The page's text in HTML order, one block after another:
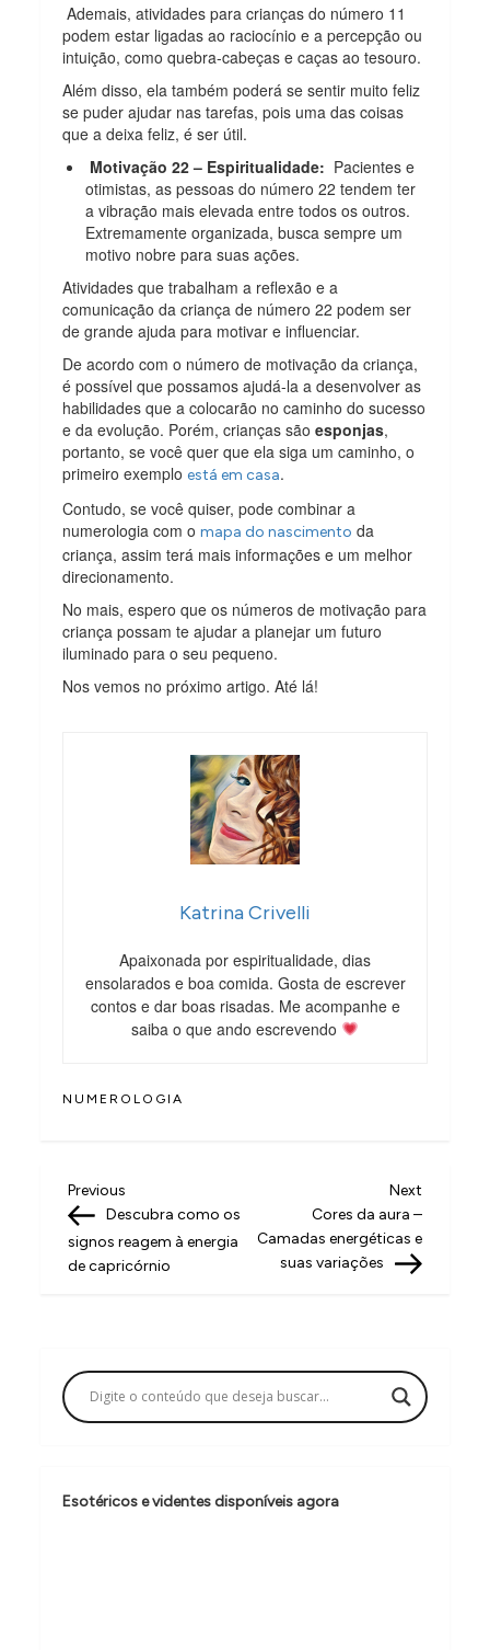
Ademais, atividades para crianças do número 11
podem estar ligadas ao raciocínio e a percepção ou
intuição, como quebra-cabeças e caças ao tesouro.
Além disso, ela também poderá se sentir muito feliz
se puder ajudar nas tarefas, pois uma das coisas
que a deixa feliz, é ser útil.
Motivação 22 – Espiritualidade: Pacientes e
otimistas, as pessoas do número 22 tendem ter
a vibração mais elevada entre todos os outros.
Extremamente organizada, busca sempre um
motivo nobre para suas ações.
Atividades que trabalham a reflexão e a
comunicação da criança de número 22 podem ser
de grande ajuda para motivar e influenciar.
De acordo com o número de motivação da criança,
é possível que possamos ajudá-la a desenvolver as
habilidades que a colocarão no caminho do sucesso
e da evolução. Porém, crianças sãoesponjas,
portanto, se você quer que ela siga um caminho, o
primeiro exemploestá em casa.
Contudo, se você quiser, pode combinar a
numerologia com omapa do nascimento da
criança, assim terá mais informações e um melhor
direcionamento.
No mais, espero que os números de motivação para
criança possam te ajudar a planejar um futuro
iluminado para o seu pequeno.
Nos vemos no próximo artigo. Até lá!
Katrina Crivelli
Apaixonada por espiritualidade, dias
ensolarados e boa comida. Gosta de escrever
contos e dar boas risadas. Me acompanhe e
saiba o que ando escrevendo
NUMEROLOGIA
N
a
v
a
ç
o
d
Previous
Post
Previous
Descubra como os
signos reagem à energia
de capricórnio
Next
Post
Next
Cores da aura –
Camadas energéticas e
suas variações
Esotéricos e videntes disponíveis agora